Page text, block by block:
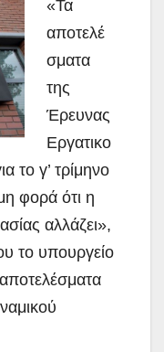
«Τα
αποτελέ
σματα
της
Έρευνας
Εργατικο
το γ’ τρίμηνο
φορά ότι η
αλλάζει»,
το υπουργείο